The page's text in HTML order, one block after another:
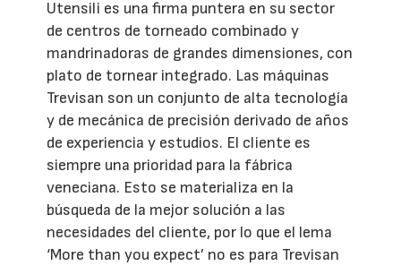
Utensili es una firma puntera en su sector
de centros de torneado combinado y
mandrinadoras de grandes dimensiones, con
plato de tornear integrado. Las máquinas
Trevisan son un conjunto de alta tecnología
y de mecánica de precisión derivado de años
de experiencia y estudios. El cliente es
siempre una prioridad para la fábrica
veneciana. Esto se materializa en la
búsqueda de la mejor solución a las
necesidades del cliente, por lo que el lema
‘More than you expect’ no es para Trevisan